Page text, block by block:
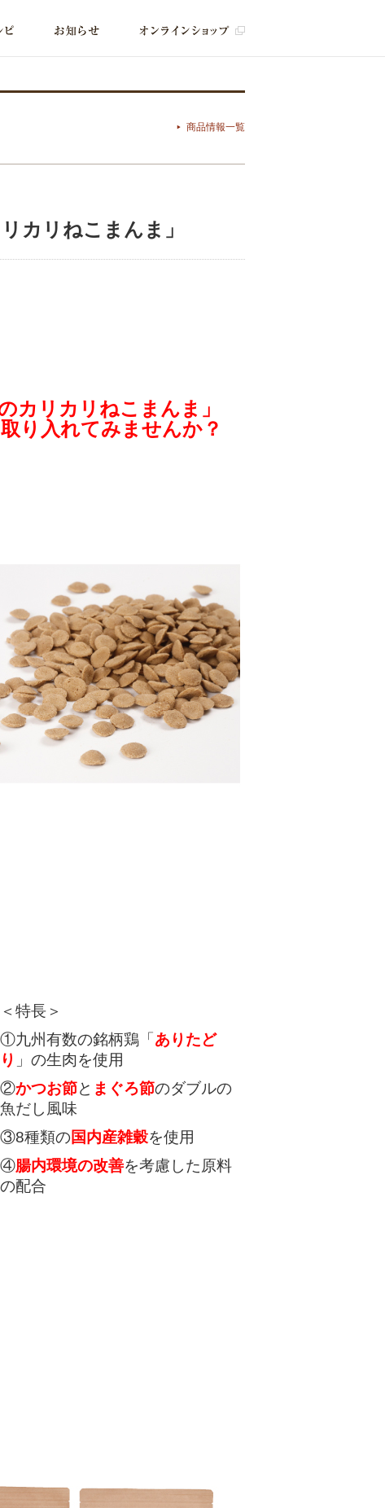
商品情報一覧
カリねこまんま」
カリカリねこまんま」
り入れてみませんか？
＜特長＞
①九州有数の銘柄鶏「 ありたど
り 」の生肉を使用
②かつお節と まぐろ節のダブルの
魚だし風味
③8種類の国内産雑穀を使用
④腸内環境の改善を考慮した原料
の配合